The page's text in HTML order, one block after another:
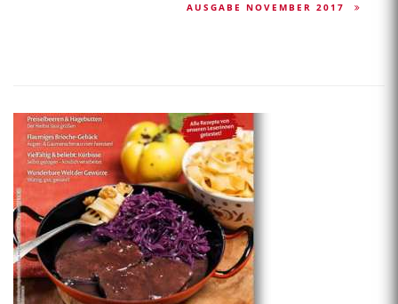
AUSGABE NOVEMBER 2017